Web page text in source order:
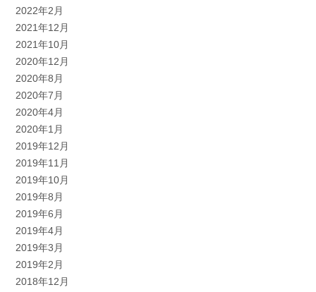
2022年2月
2021年12月
2021年10月
2020年12月
2020年8月
2020年7月
2020年4月
2020年1月
2019年12月
2019年11月
2019年10月
2019年8月
2019年6月
2019年4月
2019年3月
2019年2月
2018年12月